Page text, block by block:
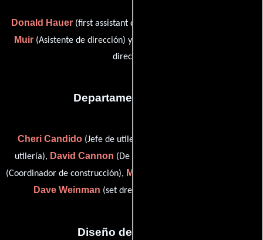
Donald Hauer (first assistant director (as Don Hauer)),
Muir (Asistente de dirección) y
dirección)
Departamento de arte
Cheri Candido(Jefe de utilería),
utilería), David Cannon (De vestuario),
(Coordinador de construcción), Mona Personius
Dave Weinman (set dresser (as David Weinman))
Diseño de vestuario